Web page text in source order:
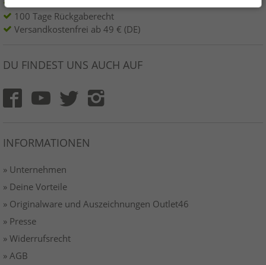
100 Tage Rückgaberecht
Versandkostenfrei ab 49 € (DE)
DU FINDEST UNS AUCH AUF
INFORMATIONEN
» Unternehmen
» Deine Vorteile
» Originalware und Auszeichnungen Outlet46
» Presse
» Widerrufsrecht
» AGB